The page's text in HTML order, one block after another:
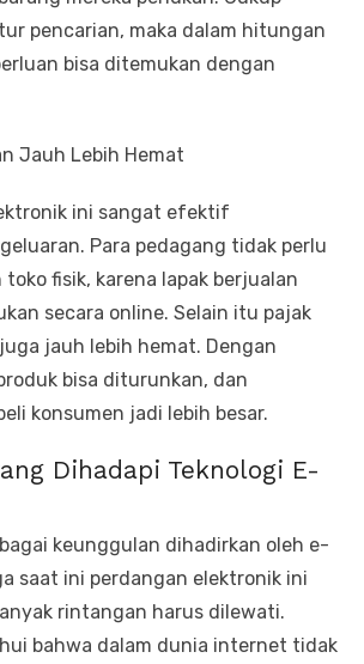
pencarian, maka dalam hitungan
bisa ditemukan dengan
Jauh Lebih Hemat
ini sangat efektif
Para pedagang tidak perlu
fisik, karena lapak berjualan
secara online. Selain itu pajak
jauh lebih hemat. Dengan
bisa diturunkan, dan
konsumen jadi lebih besar.
Dihadapi Teknologi E-
keunggulan dihadirkan oleh e-
saat ini perdangan elektronik ini
rintangan harus dilewati.
bahwa dalam dunia internet tidak